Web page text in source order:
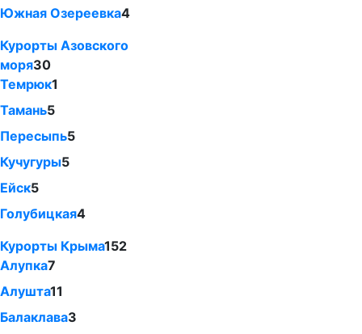
Южная Озереевка4
Курорты Азовского
моря30
Темрюк1
Тамань5
Пересыпь5
Кучугуры5
Ейск5
Голубицкая4
Курорты Крыма152
Алупка7
Алушта11
Балаклава3